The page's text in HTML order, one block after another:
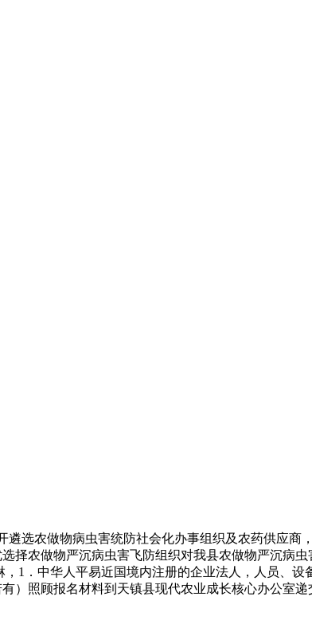
选农做物病虫害统防社会化办事组织及农药供应商
择农做物严沉病虫害飞防组织对我县农做物严沉病
1．中华人平易近国境内注册的企业法人，人员、设
）照顾报名材料到天镇县现代农业成长核心办公室递